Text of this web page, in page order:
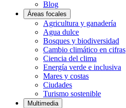
Blog
Áreas focales
Agricultura y ganadería
Agua dulce
Bosques y biodiversidad
Cambio climático en cifras
Ciencia del clima
Energía verde e inclusiva
Mares y costas
Ciudades
Turismo sostenible
Multimedia